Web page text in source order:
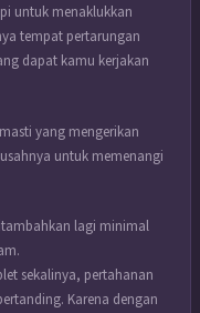
untuk menaklukkan
tempat pertarungan
dapat kamu kerjakan
yang mengerikan
untuk memenangi
lagi minimal
sekalinya, pertahanan
Karena dengan